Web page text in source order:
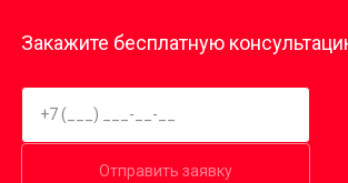
Закажите бесплатную
Отправить заявку